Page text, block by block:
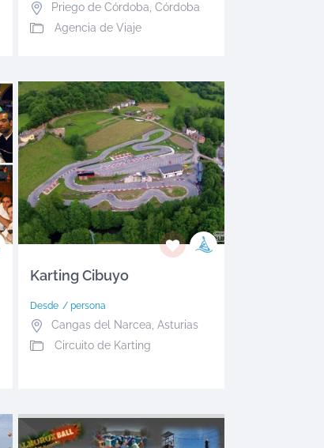
Priego de Córdoba, Córdoba
Agencia de Viaje
Karting Cibuyo
Desde / persona
Cangas del Narcea Asturias
Circuito de Karting